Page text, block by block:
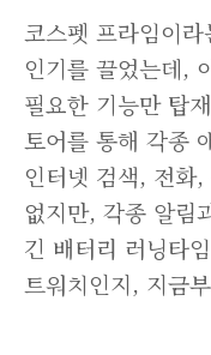
코스펫 프라임이
인기를 끌었는데,
필요한 기능만 탑
토어를 통해 각종
인터넷 검색, 전화
없지만, 각종 알림
긴 배터리 러닝타
트워치인지, 지금